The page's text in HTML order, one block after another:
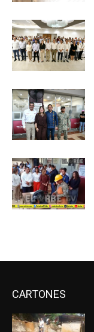
CARTONES